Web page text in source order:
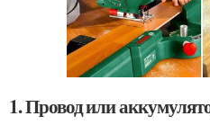
1. Провод или